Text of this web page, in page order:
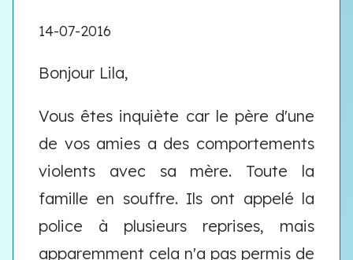
14-07-2016
Bonjour Lila,
Vous êtes inquiète car le père d'une
de vos amies a des comportements
violents avec sa mère. Toute la
famille en souffre. Ils ont appelé la
police à plusieurs reprises, mais
apparemment cela n'a pas permis de